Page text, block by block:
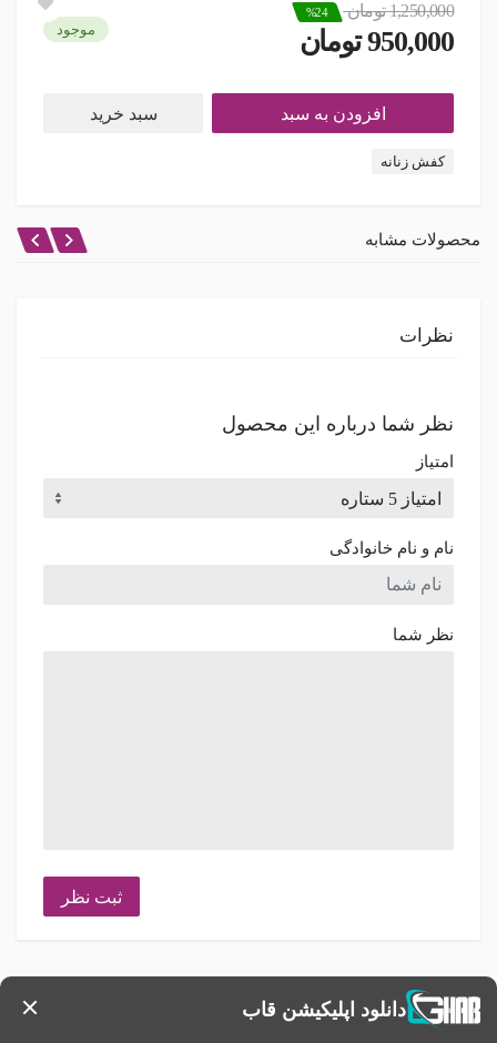
1,250,000 تومان %24
950,000 تومان موجود
افزودن به سبد سبد خرید
کفش زنانه
محصولات مشابه
نظرات
نظر شما درباره این محصول
امتیاز
نام و نام خانوادگی
نظر شما
ثبت نظر
دانلود اپلیکیشن قاب